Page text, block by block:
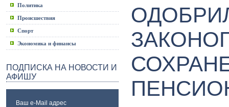
Политика
Происшествия
Спорт
Экономика и финансы
ПОДПИСКА НА НОВОСТИ И
АФИШУ
Ваш e-Mail адрес